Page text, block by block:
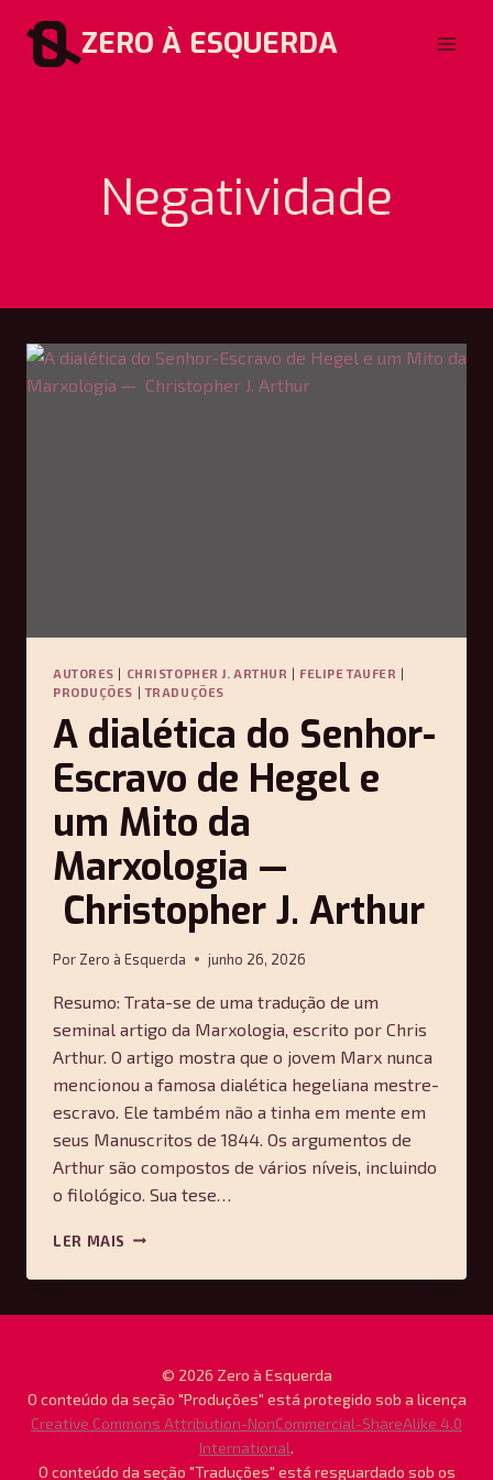
para
ZERO À ESQUERDA
Negatividade
AUTORES | CHRISTOPHER J. ARTHUR | FELIPE TAUFER |
PRODUÇÕES |TRADUÇÕES
A dialética do Senhor-
Escravo de Hegel e
um Mito da
Marxologia —
Christopher J. Arthur
Por Zero à Esquerda junho 26, 2026
Resumo: Trata-se de uma tradução de um
seminal artigo da Marxologia, escrito por Chris
Arthur. O artigo mostra que o jovem Marx nunca
mencionou a famosa dialética hegeliana mestre-
escravo. Ele também não a tinha em mente em
seus Manuscritos de 1844. Os argumentos de
Arthur são compostos de vários níveis, incluindo
o filológico. Sua tese…
LER MAIS A
DO
HEGEL
MITO
© 2026 Zero à Esquerda
O conteúdo da seção "Produções" está protegido sob a licença
Creative Commons Attribution-NonCommercial-ShareAlike 4.0
International.
O conteúdo da seção "Traduções" está resguardado sob os